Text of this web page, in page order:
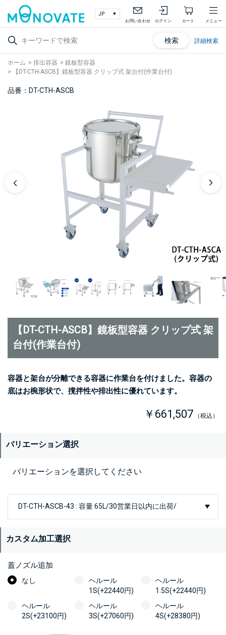
お問い合わせ ログイン カート メニュー
検索 詳細検索
ホーム > 排出容器 > 鏡板型容器
>
【DT-CTH-ASCB】鏡板型容器 クリップ式 架台付(作業台付)
品番：DT-CTH-ASCB
【DT-CTH-ASCB】鏡板型容器 クリップ式 架
台付(作業台付)
容器と架台が分離できる容器に作業台を付けました。容器の
底はお椀形状で、撹拌性や排出性に優れています。
￥661,507 （税込）
バリエーション選択
バリエーションを選択してください
カスタム加工選択
蓋ノズル追加
なし
ヘルール
1S(+22440円)
ヘルール
1.5S(+22440円)
ヘルール
2S(+23100円)
ヘルール
3S(+27060円)
ヘルール
4S(+28380円)